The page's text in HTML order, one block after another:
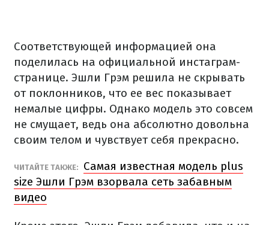
Соответствующей информацией она
поделилась на официальной инстаграм-
странице. Эшли Грэм решила не скрывать
от поклонников, что ее вес показывает
немалые цифры. Однако модель это совсем
не смущает, ведь она абсолютно довольна
своим телом и чувствует себя прекрасно.
ЧИТАЙТЕ ТАКЖЕ:
Самая известная модель plus
size Эшли Грэм взорвала сеть забавным
видео